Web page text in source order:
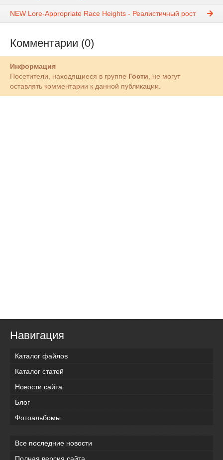
NEW Lore-Appropriate Race Heights - Реалистичный рост
Комментарии (0)
Информация
Посетители, находящиеся в группе Гости , не могут
оставлять комментарии к данной публикации.
Навигация
Каталог файлов
Каталог статей
Новости сайта
Блог
Фотоальбомы
Все последние новости